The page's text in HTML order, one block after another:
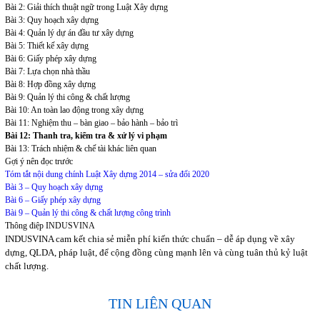
Bài 2: Giải thích thuật ngữ trong Luật Xây dựng
Bài 3: Quy hoạch xây dựng
Bài 4: Quản lý dự án đầu tư xây dựng
Bài 5: Thiết kế xây dựng
Bài 6: Giấy phép xây dựng
Bài 7: Lựa chọn nhà thầu
Bài 8: Hợp đồng xây dựng
Bài 9: Quản lý thi công & chất lượng
Bài 10: An toàn lao động trong xây dựng
Bài 11: Nghiệm thu – bàn giao – bảo hành – bảo trì
Bài 12: Thanh tra, kiểm tra & xử lý vi phạm
Bài 13: Trách nhiệm & chế tài khác liên quan
Gợi ý nên đọc trước
Tóm tắt nội dung chính Luật Xây dựng 2014 – sửa đổi 2020
Bài 3 – Quy hoạch xây dựng
Bài 6 – Giấy phép xây dựng
Bài 9 – Quản lý thi công & chất lượng công trình
Thông điệp INDUSVINA
INDUSVINA cam kết chia sẻ miễn phí kiến thức chuẩn – dễ áp dụng về xây
dựng, QLDA, pháp luật, để cộng đồng cùng mạnh lên và cùng tuân thủ kỷ luật
chất lượng.
TIN LIÊN QUAN